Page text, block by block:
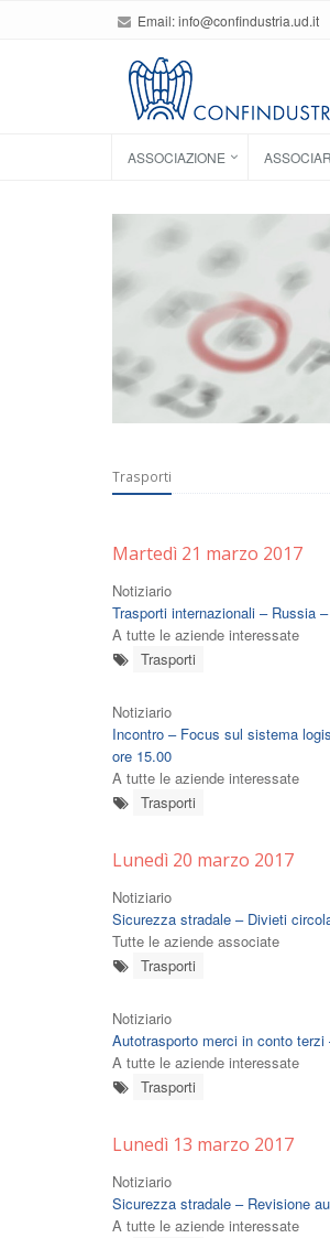
Email:info@confindustria.ud.it
ASSOCIAZIONE
Trasporti
Martedì 21 marzo 2017
Notiziario
Trasporti internazionali – Russia
A tutte le aziende interessate
Trasporti
Notiziario
Incontro – Focus sul sistema
ore 15.00
A tutte le aziende interessate
Trasporti
Lunedì 20 marzo 2017
Notiziario
Sicurezza stradale – Divieti
Tutte le aziende associate
Trasporti
Notiziario
Autotrasporto merci in conto
A tutte le aziende interessate
Trasporti
Lunedì 13 marzo 2017
Notiziario
Sicurezza stradale – Revisione
A tutte le aziende interessate